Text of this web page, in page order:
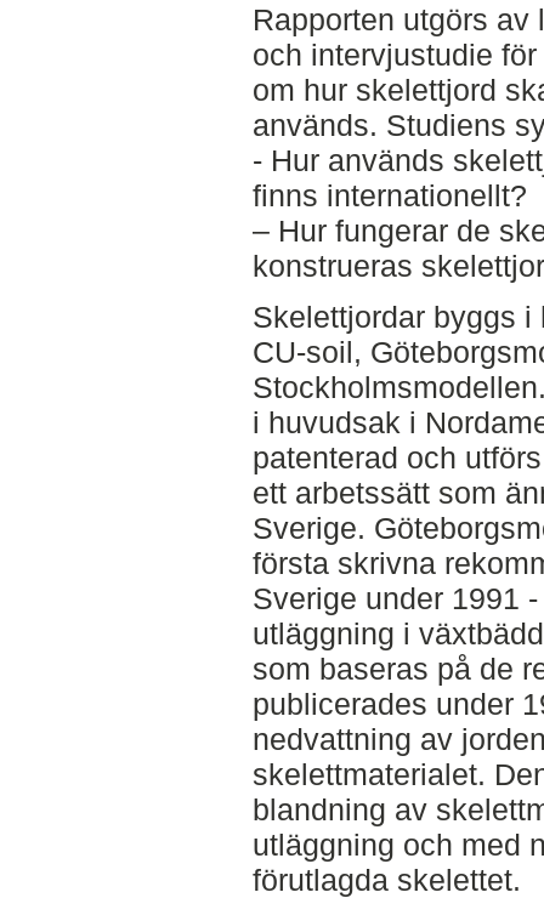
Rapporten utgörs av
och intervjustudie
om hur skelettjord
används. Studiens
- Hur används
finns internationellt?
– Hur fungerar de
konstrueras
Skelettjordar byggs
CU-soil,
i huvudsak i
patenterad och
ett arbetssätt som
Sverige.
första skrivna
Sverige under 1991
utläggning i
som baseras på de
publicerades under
nedvattning av
skelettmaterialet.
blandning av
utläggning och med
förutlagda skelettet.